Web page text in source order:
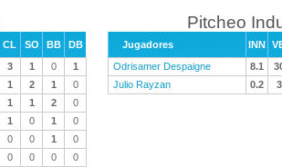
CL SO BB
DB
3 1 0
1
1 2 1
0
1 1 2
0
1 0 1
0
0 0 1
0
0 0 0 0
Pitcheo
Jugadores INN
Odrisamer Despaigne
8.1
Julio Rayzan
0.2 3